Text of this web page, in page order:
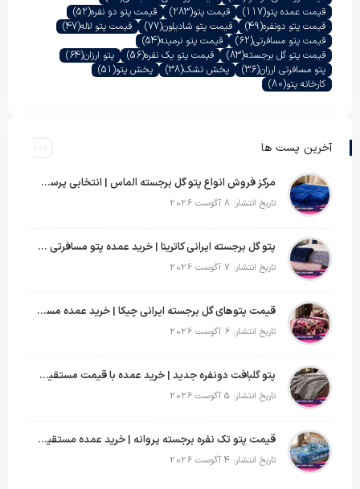
قیمت عمده پتو(117) قیمت پتو(283) قیمت پتو دو نفره(52)
قیمت پتو دونفره(49) قیمت پتو شادیلون(77) قیمت پتو لاله(47)
قیمت پتو مسافرتی(62) قیمت پتو نرمینه(54)
قیمت پتو گل برجسته(83) قیمت پتو یک نفره(56) پتو ارزان(64)
پتو مسافرتی ارزان(36) پخش تشک(38) پخش پتو(51)
کارخانه پتو(80)
آخرین پست ها
مرکز فروش انواع پتو گل برجسته الماس | انتخابی پرسود برای عمده‌فروشان
تاریخ انتشار: 8 آگوست 2026
پتو گل برجسته ایرانی کاترینا | خرید عمده پتو مسافرتی با قیمت تولیدی
تاریخ انتشار: 7 آگوست 2026
قیمت پتوهای گل برجسته ایرانی چیکا | خرید عمده مستقیم با سود بالا
تاریخ انتشار: 6 آگوست 2026
پتو گلبافت دونفره جدید | خرید عمده با قیمت مستقیم و طرح‌های پرفروش بازار
تاریخ انتشار: 5 آگوست 2026
قیمت پتو تک نفره برجسته پروانه | خرید عمده مستقیم با بهترین قیمت بازار
تاریخ انتشار: 4 آگوست 2026